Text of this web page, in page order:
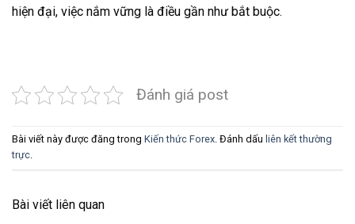
hiện đại, việc nắm vững là điều gần như bắt buộc.
Đánh giá post
Bài viết này được đăng trong Kiến thức Forex . Đánh dấu liên kết thường
trực
Bài viết liên quan